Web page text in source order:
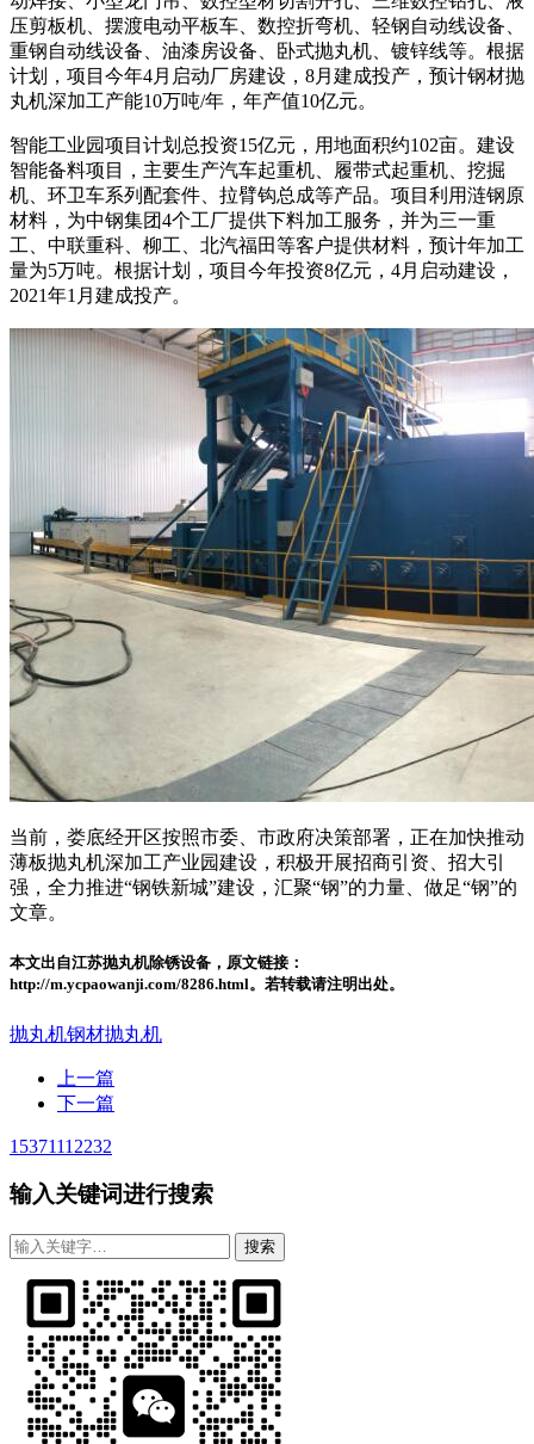
压剪板机、摆渡电动平板车、数控折弯机、轻钢自动线设备、
重钢自动线设备、油漆房设备、卧式抛丸机、镀锌线等。根据
计划，项目今年4月启动厂房建设，8月建成投产，预计钢材抛
丸机深加工产能10万吨/年，年产值10亿元。
智能工业园项目计划总投资15亿元，用地面积约102亩。建设
智能备料项目，主要生产汽车起重机、履带式起重机、挖掘
机、环卫车系列配套件、拉臂钩总成等产品。项目利用涟钢原
材料，为中钢集团4个工厂提供下料加工服务，并为三一重
工、中联重科、柳工、北汽福田等客户提供材料，预计年加工
量为5万吨。根据计划，项目今年投资8亿元，4月启动建设，
2021年1月建成投产。
当前，娄底经开区按照市委、市政府决策部署，正在加快推动
薄板抛丸机深加工产业园建设，积极开展招商引资、招大引
强，全力推进“钢铁新城”建设，汇聚“钢”的力量、做足“钢”的
文章。
本文出自江苏抛丸机除锈设备，原文链接：
http://m.ycpaowanji.com/8286.html。若转载请注明出处。
抛丸机钢材抛丸机
上一篇
下一篇
15371112232
输入关键词进行搜索